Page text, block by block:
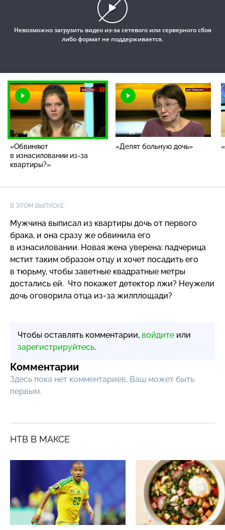
This
a
window.
Невозможно загрузить видео из-за сетевого или серверного сбоя
либо формат не поддерживается.
«Обвиняют
в изнасиловании из-за
квартиры?»
«Делят больную дочь»
В ЭТОМ ВЫПУСКЕ:
Мужчина выписал из квартиры дочь от первого
брака, и она сразу же обвинила его
в изнасиловании. Новая жена уверена: падчерица
мстит таким образом отцу и хочет посадить его
в тюрьму, чтобы заветные квадратные метры
достались ей. Что покажет детектор лжи? Неужели
дочь оговорила отца из-за жилплощади?
Чтобы оставлять комментарии, войдите или
зарегистрируйтесь.
Комментарии
Здесь пока нет комментариев, Ваш может быть
первым.
НТВ В МАКСЕ